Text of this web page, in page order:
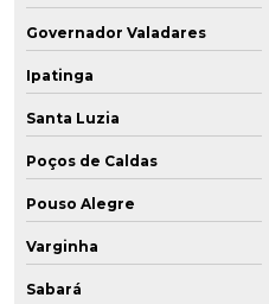
Governador Valadares
Ipatinga
Santa Luzia
Poços de Caldas
Pouso Alegre
Varginha
Sabará